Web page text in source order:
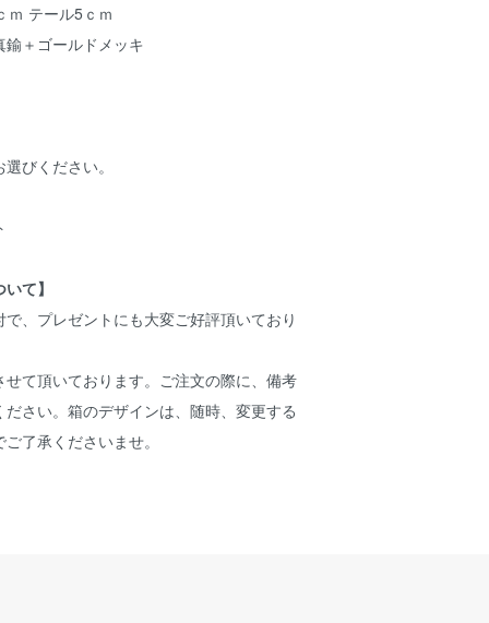
ｍ テール5ｃｍ
鍮＋ゴールドメッキ
びください。
て】
、プレゼントにも大変ご好評頂いており
せて頂いております。ご注文の際に、備考
さい。箱のデザインは、随時、変更する
了承くださいませ。